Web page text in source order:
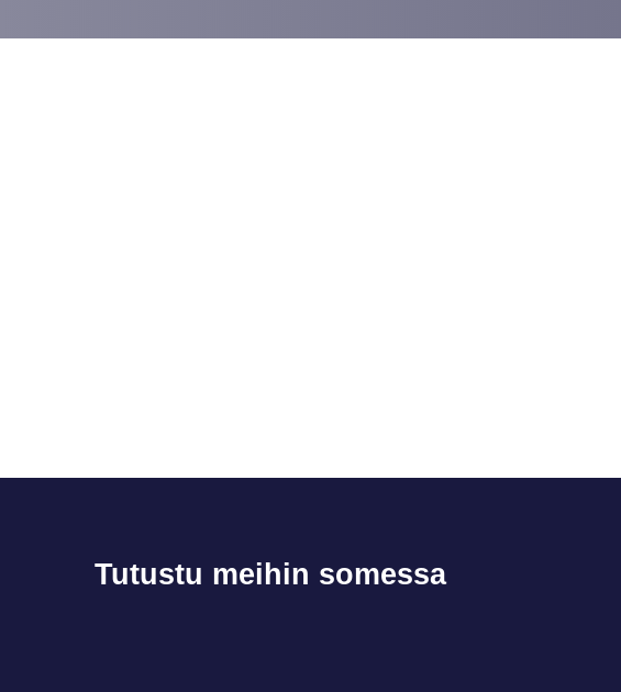
Tutustu meihin somessa